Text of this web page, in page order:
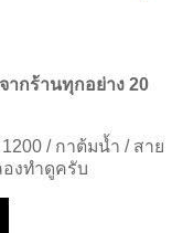
ากร้านทุกอย่าง 20
/ กาต้มน้ำ / สาย
องทำดูครับ